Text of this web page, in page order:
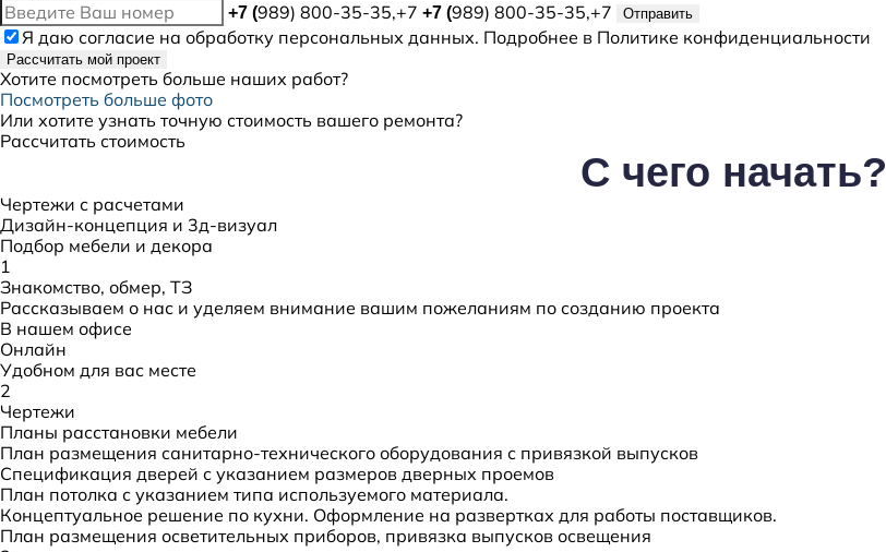
+7 (989) 800-35-35,+7 +7 (989) 800-35-35,+7 Отправить
Я даю согласие на обработку персональных данных. Подробнее в Политике конфиденциальности
Рассчитать мой проект
Хотите посмотреть больше наших работ?
Посмотреть больше фото
Или хотите узнать точную стоимость вашего ремонта?
Рассчитать стоимость
С чего начать?
Чертежи с расчетами
Дизайн-концепция и 3д-визуал
Подбор мебели и декора
1
Знакомство, обмер, ТЗ
Рассказываем о нас и уделяем внимание вашим пожеланиям по созданию проекта
В нашем офисе
Онлайн
Удобном для вас месте
2
Чертежи
Планы расстановки мебели
План размещения санитарно-технического оборудования с привязкой выпусков
Спецификация дверей с указанием размеров дверных проемов
План потолка с указанием типа используемого материала.
Концептуальное решение по кухни. Оформление на развертках для работы поставщиков.
План размещения осветительных приборов, привязка выпусков освещения